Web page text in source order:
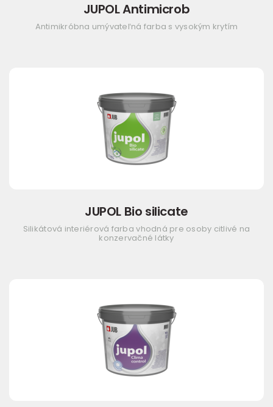
JUPOL Antimicrob
Antimikróbna umývateľná farba s vysokým krytím
JUPOL Bio silicate
Silikátová interiérová farba vhodná pre osoby citlivé na
konzervačné látky